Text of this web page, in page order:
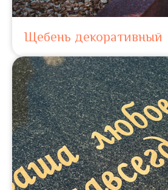
Щебень декоративный